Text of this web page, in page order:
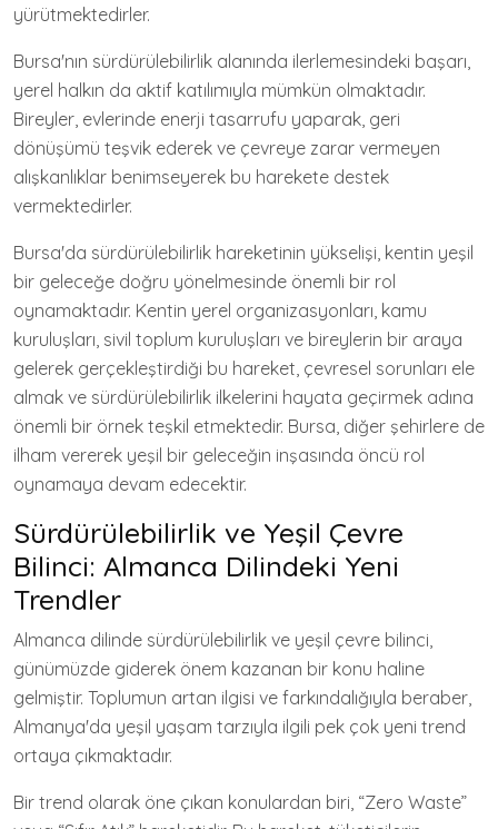
yürütmektedirler.
Bursa'nın sürdürülebilirlik alanında ilerlemesindeki başarı,
yerel halkın da aktif katılımıyla mümkün olmaktadır.
Bireyler, evlerinde enerji tasarrufu yaparak, geri
dönüşümü teşvik ederek ve çevreye zarar vermeyen
alışkanlıklar benimseyerek bu harekete destek
vermektedirler.
Bursa'da sürdürülebilirlik hareketinin yükselişi, kentin yeşil
bir geleceğe doğru yönelmesinde önemli bir rol
oynamaktadır. Kentin yerel organizasyonları, kamu
kuruluşları, sivil toplum kuruluşları ve bireylerin bir araya
gelerek gerçekleştirdiği bu hareket, çevresel sorunları ele
almak ve sürdürülebilirlik ilkelerini hayata geçirmek adına
önemli bir örnek teşkil etmektedir. Bursa, diğer şehirlere de
ilham vererek yeşil bir geleceğin inşasında öncü rol
oynamaya devam edecektir.
Sürdürülebilirlik ve Yeşil Çevre
Bilinci: Almanca Dilindeki Yeni
Trendler
Almanca dilinde sürdürülebilirlik ve yeşil çevre bilinci,
günümüzde giderek önem kazanan bir konu haline
gelmiştir. Toplumun artan ilgisi ve farkındalığıyla beraber,
Almanya'da yeşil yaşam tarzıyla ilgili pek çok yeni trend
ortaya çıkmaktadır.
Bir trend olarak öne çıkan konulardan biri, “Zero Waste”